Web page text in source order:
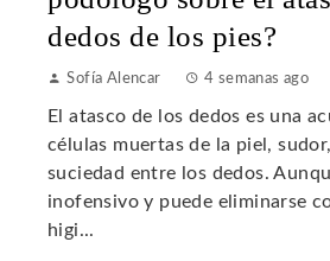
dedos de los pies?
Sofía Alencar 4 semanas ago
El atasco de los dedos es una
células muertas de la piel,
suciedad entre los dedos.
inofensivo y puede eliminarse
higi...